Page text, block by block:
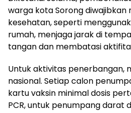
warga kota Sorong
kesehatan, seperti
rumah, menjaga jarak di
tangan dan membatasi
Untuk aktivitas penerbangan,
nasional. Setiap calon
kartu vaksin minimal dosis
PCR, untuk penumpang darat